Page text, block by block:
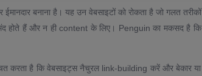
बनाना है। यह उन वेबसाइटों को रोकता है जो गलत तरीकों
होते हैं और न ही content के लिए। Penguin का मकसद है कि
करता है कि वेबसाइट्स नैचुरल link-building करें और बेकार या